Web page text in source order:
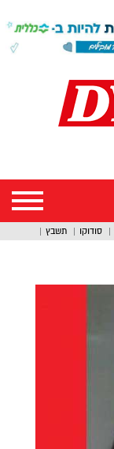
סודוקו תשבץ